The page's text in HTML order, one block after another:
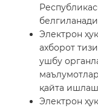
Электрон
ахборот
ушбу
қайта
Электрон